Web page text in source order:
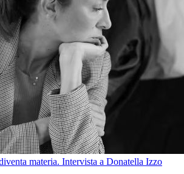
materia. Intervista a Donatella Izzo